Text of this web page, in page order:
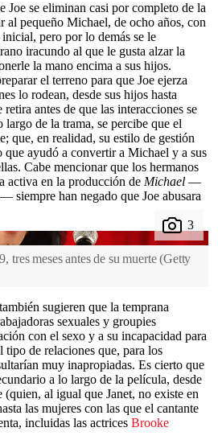
Joe se eliminan casi por completo de la
al pequeño Michael, de ocho años, con
pero por lo demás se le
iracundo al que le gusta alzar la
la mano encima a sus hijos.
el terreno para que Joe ejerza
lo rodean, desde sus hijos hasta
antes de que las interacciones se
largo de la trama, se percibe que el
que, en realidad, su estilo de gestión
ayudó a convertir a Michael y a sus
Cabe mencionar que los hermanos
activa en la producción de Michael —
siempre han negado que Joe abusara
tres meses antes de su muerte (Getty
sugieren que la temprana
sexuales y groupies
con el sexo y a su incapacidad para
de relaciones que, para los
muy inapropiadas. Es cierto que
a lo largo de la película, desde
(quien, al igual que Janet, no existe en
las mujeres con las que el cantante
incluidas las actrices Brooke